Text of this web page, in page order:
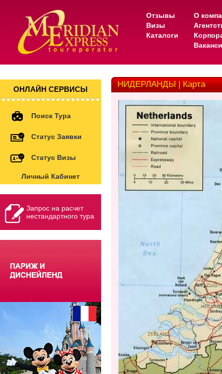
Отзывы
Визы
Каталоги
О
ОНЛАЙН СЕРВИСЫ
Поиск Тура
Статус Заявки
Статус Визы
Личный Кабинет
Запрос на расчет
нестандартного тура
НИДЕРЛАНДЫ | Карта